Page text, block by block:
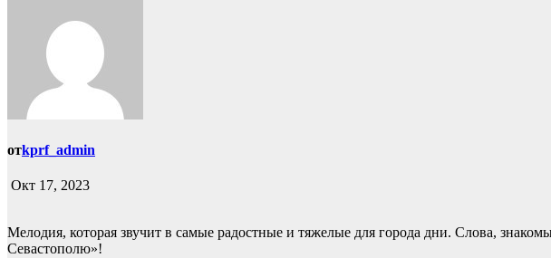
отkprf_admin
Окт 17, 2023
Мелодия, которая звучит в самые радостные и тяжелые для города дни. Слова,
Севастополю»!